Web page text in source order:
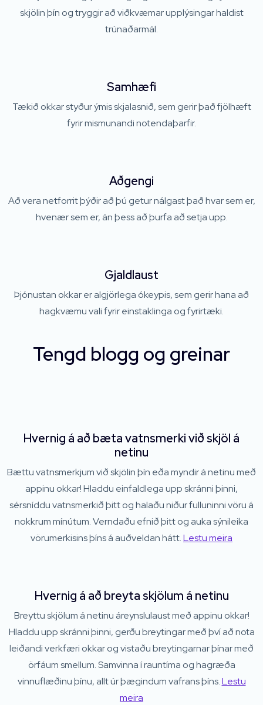
skjölin þín og tryggir að viðkvæmar upplýsingar haldist
trúnaðarmál.
Samhæfi
Tækið okkar styður ýmis skjalasnið, sem gerir það fjölhæft
fyrir mismunandi notendaþarfir.
Aðgengi
Að vera netforrit þýðir að þú getur nálgast það hvar sem er,
hvenær sem er, án þess að þurfa að setja upp.
Gjaldlaust
Þjónustan okkar er algjörlega ókeypis, sem gerir hana að
hagkvæmu vali fyrir einstaklinga og fyrirtæki.
Tengd blogg og greinar
Hvernig á að bæta vatnsmerki við skjöl á
netinu
Bættu vatnsmerkjum við skjölin þín eða myndir á netinu með
appinu okkar! Hladdu einfaldlega upp skránni þinni,
sérsníddu vatnsmerkið þitt og halaðu niður fulluninni vöru á
nokkrum mínútum. Verndaðu efnið þitt og auka sýnileika
vörumerkisins þíns á auðveldan hátt.Lestu meira
Hvernig á að breyta skjölum á netinu
Breyttu skjölum á netinu áreynslulaust með appinu okkar!
Hladdu upp skránni þinni, gerðu breytingar með því að nota
leiðandi verkfæri okkar og vistaðu breytingarnar þínar með
örfáum smellum. Samvinna í rauntíma og hagræða
vinnuflæðinu þínu, allt úr þægindum vafrans þíns.Lestu
meira